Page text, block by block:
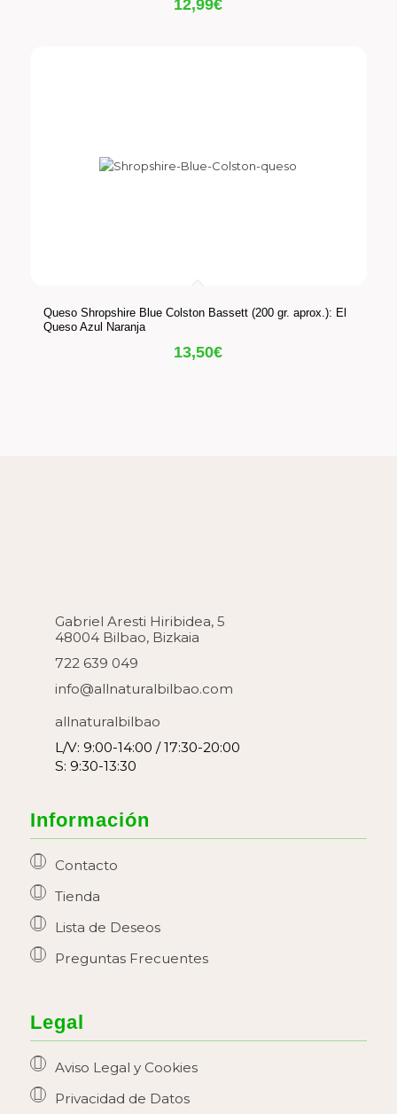
12,99€
Queso Shropshire Blue Colston Bassett (200 gr. aprox.): El
Queso Azul Naranja
13,50€
Gabriel Aresti Hiribidea, 5
48004 Bilbao, Bizkaia
722 639 049
info@allnaturalbilbao.com
allnaturalbilbao
L/V: 9:00-14:00 / 17:30-20:00
S: 9:30-13:30
Información
Contacto
Tienda
Lista de Deseos
Preguntas Frecuentes
Legal
Aviso Legal y Cookies
Privacidad de Datos